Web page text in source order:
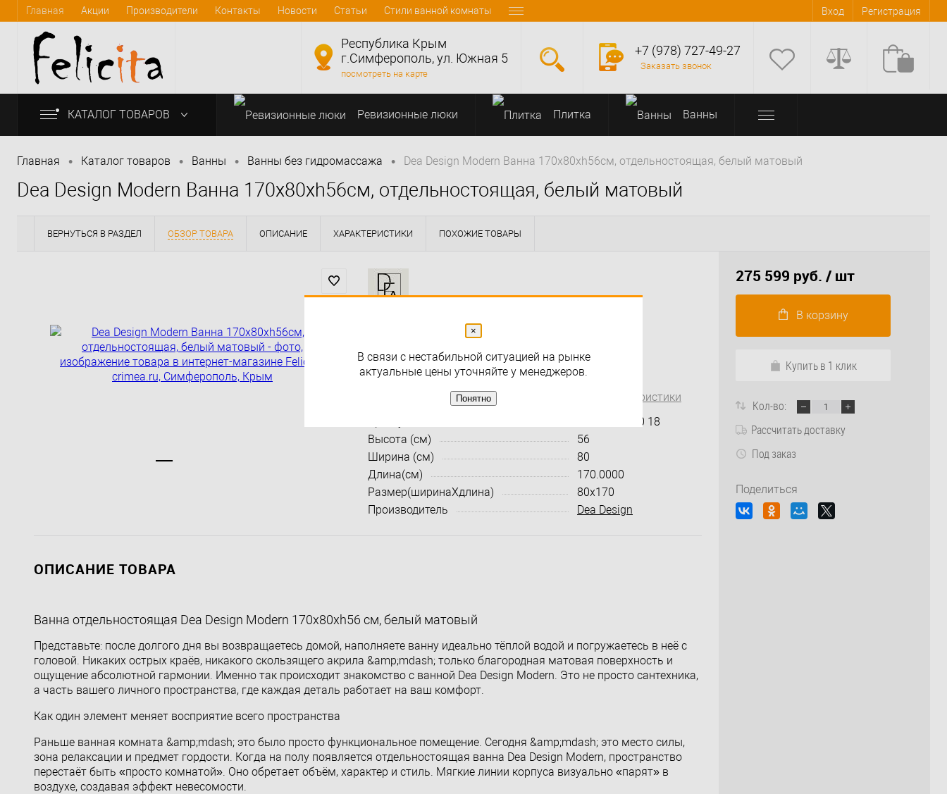
Главная Акции Производители Контакты Новости Статьи Стили ванной комнаты Вход Регистрация
info@felicita-crimea.ru
Республика Крым
г.Симферополь, ул. Южная 5
посмотреть на карте
+7 (978) 727-49-27
Заказать звонок
КАТАЛОГ ТОВАРОВ Ревизионные люки Плитка Bанны
Главная • Каталог товаров • Bанны • Ванны без гидромассажа • Dea Design Modern Ванна 170x80xh56см, отдельностоящая, белый матовый
Dea Design Modern Ванна 170x80xh56см, отдельностоящая, белый матовый
ВЕРНУТЬСЯ В РАЗДЕЛ ОБЗОР ТОВАРА ОПИСАНИЕ ХАРАКТЕРИСТИКИ ПОХОЖИЕ ТОВАРЫ
Раздел Ванны без гидромассажа
Характеристики:
Все характеристики
DD8665 1700 18
Высота (см)
56
Ширина (см)
80
Длина(см)
170.0000
Размер(ширинаXдлина)
80x170
Производитель
Dea Design
ОПИСАНИЕ ТОВАРА
Ванна отдельностоящая Dea Design Modern 170x80xh56 см, белый матовый
Представьте: после долгого дня вы возвращаетесь домой, наполняете ванну идеально тёплой водой и погружаетесь в неё с
головой. Никаких острых краёв, никакого скользящего акрила &amp;mdash; только благородная матовая поверхность и
ощущение абсолютной гармонии. Именно так происходит знакомство с ванной Dea Design Modern. Это не просто сантехника,
а часть вашего личного пространства, где каждая деталь работает на ваш комфорт.
Как один элемент меняет восприятие всего пространства
Раньше ванная комната &amp;mdash; это было просто функциональное помещение. Сегодня &amp;mdash; это место силы,
зона релаксации и предмет гордости. Когда на полу появляется отдельностоящая ванна Dea Design Modern, пространство
перестаёт быть «просто комнатой». Оно обретает объём, характер и стиль. Мягкие линии корпуса визуально «парят» в
воздухе, создавая эффект невесомости.
275 599 руб. / шт
В корзину
Купить в 1 клик
Кол-во:
Рассчитать доставку
Под заказ
Поделиться
×
В связи с нестабильной ситуацией на рынке
актуальные цены уточняйте у менеджеров.
Понятно